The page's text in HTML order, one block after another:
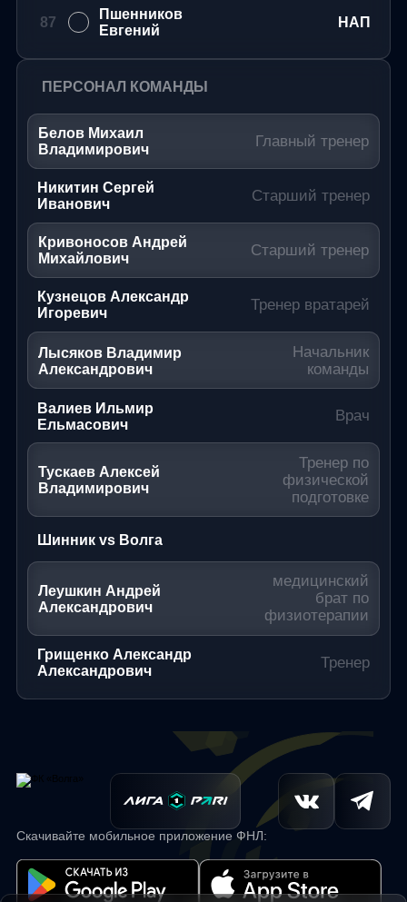
87
Пшенников
Евгений
НАП
ПЕРСОНАЛ КОМАНДЫ
Белов Михаил
Владимирович
Главный тренер
Никитин Сергей
Иванович
Старший тренер
Кривоносов Андрей
Михайлович
Старший тренер
Кузнецов Александр
Игоревич
Тренер вратарей
Лысяков Владимир
Александрович
Начальник
команды
Валиев Ильмир
Ельмасович
Врач
Тускаев Алексей
Владимирович
Тренер по
физической
подготовке
Шинник vs Волга
Леушкин Андрей
Александрович
медицинский
брат по
физиотерапии
Грищенко Александр
Александрович
Тренер
Скачивайте мобильное приложение ФНЛ: